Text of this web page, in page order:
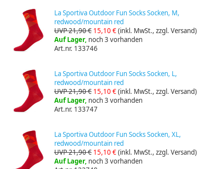
La Sportiva Outdoor Fun Socks Socken, M,
redwood/mountain red
UVP 21,90 € 15,10 €(inkl. MwSt., zzgl. Versand)
Auf Lager, noch 3 vorhanden
Art.nr. 133746
La Sportiva Outdoor Fun Socks Socken, L,
redwood/mountain red
UVP 21,90 € 15,10 €(inkl. MwSt., zzgl. Versand)
Auf Lager, noch 3 vorhanden
Art.nr. 133747
La Sportiva Outdoor Fun Socks Socken, XL,
redwood/mountain red
UVP 21,90 € 15,10 €(inkl. MwSt., zzgl. Versand)
Auf Lager, noch 3 vorhanden